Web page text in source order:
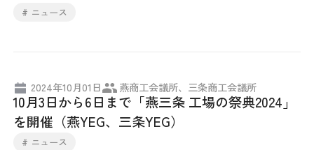
ビジネス交流
海外ビジネス・貿易証明
組織概要
役員紹介
# ニュース
2024年10月01日 燕商工会議所、三条商工会議所
10月3日から6日まで「燕三条 工場の祭典2024」
を開催（燕YEG、三条YEG）
# ニュース